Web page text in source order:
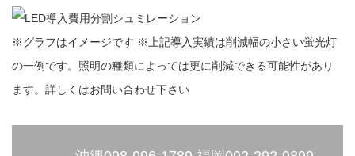
※グラフはイメージです ※上記導入実績は削減幅の小さい蛍光灯
の一例です。照明の種類によっては更に削減できる可能性があり
ます。詳しくはお問い合わせ下さい